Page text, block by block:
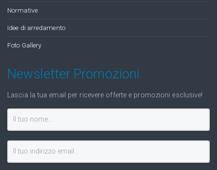
Normative
Idee di arredamento
Foto Gallery
Newsletter Promozioni
Lascia la tua email per ricevere offerte e promozioni esclusive!